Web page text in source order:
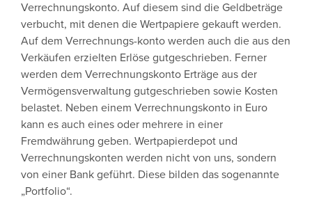
Verrechnungskonto. Auf diesem sind die Geldbeträge
verbucht, mit denen die Wertpapiere gekauft werden.
Auf dem Verrechnungs-konto werden auch die aus den
Verkäufen erzielten Erlöse gutgeschrieben. Ferner
werden dem Verrechnungskonto Erträge aus der
Vermögensverwaltung gutgeschrieben sowie Kosten
belastet. Neben einem Verrechnungskonto in Euro
kann es auch eines oder mehrere in einer
Fremdwährung geben. Wertpapierdepot und
Verrechnungskonten werden nicht von uns, sondern
von einer Bank geführt. Diese bilden das sogenannte
„Portfolio“.